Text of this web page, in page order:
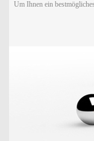
Um Ihnen ein